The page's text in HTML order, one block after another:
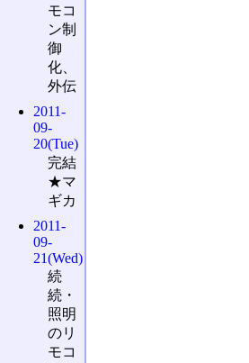
モコ
ン制
御
化、
外伝
2011-
09-
20(Tue)
完結
★マ
ギカ
2011-
09-
21(Wed)
続
続・
照明
のリ
モコ